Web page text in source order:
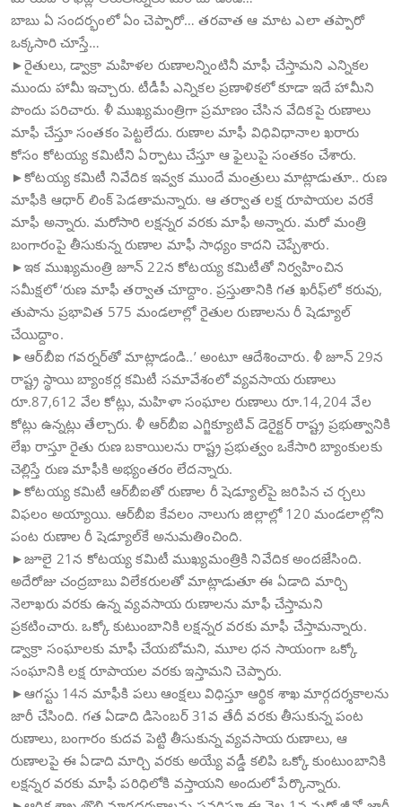
బాబు ఏ సందర్భంలో ఏం చెప్పారో… తరవాత ఆ మాట ఎలా తప్పారో
ఒక్కసారి చూస్తే…
►రైతులు, డ్వాక్రా మహిళల రుణాలన్నింటినీ మాఫీ చేస్తామని ఎన్నికల
ముందు హామీ ఇచ్చారు. టీడీపీ ఎన్నికల ప్రణాళికలో కూడా ఇదే హామీని
పొందు పరిచారు. ళీ ముఖ్యమంత్రిగా ప్రమాణం చేసిన వేదికపై రుణాలు
మాఫీ చేస్తూ సంతకం పెట్టలేదు. రుణాల మాఫీ విధివిధానాల ఖరారు
కోసం కోటయ్య కమిటీని ఏర్పాటు చేస్తూ ఆ ఫైలుపై సంతకం చేశారు.
►కోటయ్య కమిటీ నివేదిక ఇవ్వక ముందే మంత్రులు మాట్లాడుతూ.. రుణ
మాఫీకి ఆధార్ లింక్ పెడతామన్నారు. ఆ తర్వాత లక్ష రూపాయల వరకే
మాఫీ అన్నారు. మరోసారి లక్షన్నర వరకు మాఫీ అన్నారు. మరో మంత్రి
బంగారంపై తీసుకున్న రుణాల మాఫీ సాధ్యం కాదని చెప్పేశారు.
►ఇక ముఖ్యమంత్రి జూన్ 22న కోటయ్య కమిటీతో నిర్వహించిన
సమీక్షలో ‘రుణ మాఫీ తర్వాత చూద్దాం. ప్రస్తుతానికి గత ఖరీఫ్‌లో కరువు,
తుపాను ప్రభావిత 575 మండలాల్లో రైతుల రుణాలను రీ షెడ్యూల్
చేయిద్దాం.
►ఆర్‌బీఐ గవర్నర్‌తో మాట్లాడండి..’ అంటూ ఆదేశించారు. ళీ జూన్ 29న
రాష్ట్ర స్థాయి బ్యాంకర్ల కమిటీ సమావేశంలో వ్యవసాయ రుణాలు
రూ.87,612 వేల కోట్లు, మహిళా సంఘాల రుణాలు రూ.14,204 వేల
కోట్లు ఉన్నట్లు తేల్చారు. ళీ ఆర్‌బీఐ ఎగ్జిక్యూటివ్ డెరైక్టర్ రాష్ట్ర ప్రభుత్వానికి
లేఖ రాస్తూ రైతు రుణ బకాయిలను రాష్ట్ర ప్రభుత్వం ఒకేసారి బ్యాంకులకు
చెల్లిస్తే రుణ మాఫీకి అభ్యంతరం లేదన్నారు.
►కోటయ్య కమిటీ ఆర్‌బీఐతో రుణాల రీ షెడ్యూల్‌పై జరిపిన చ ర్చలు
విఫలం అయ్యాయి. ఆర్‌బీఐ కేవలం నాలుగు జిల్లాల్లో 120 మండలాల్లోని
పంట రుణాల రీ షెడ్యూల్‌కే అనుమతించింది.
►జూలై 21న కోటయ్య కమిటీ ముఖ్యమంత్రికి నివేదిక అందజేసింది.
అదేరోజు చంద్రబాబు విలేకరులతో మాట్లాడుతూ ఈ ఏడాది మార్చి
నెలాఖరు వరకు ఉన్న వ్యవసాయ రుణాలను మాఫీ చేస్తామని
ప్రకటించారు. ఒక్కో కుటుంబానికి లక్షన్నర వరకు మాఫీ చేస్తామన్నారు.
డ్వాక్రా సంఘాలకు మాఫీ చేయబోమని, మూల ధన సాయంగా ఒక్కో
సంఘానికి లక్ష రూపాయల వరకు ఇస్తామని చెప్పారు.
►ఆగస్టు 14న మాఫీకి పలు ఆంక్షలు విధిస్తూ ఆర్థిక శాఖ మార్గదర్శకాలను
జారీ చేసింది. గత ఏడాది డిసెంబర్ 31వ తేదీ వరకు తీసుకున్న పంట
రుణాలు, బంగారం కుదవ పెట్టి తీసుకున్న వ్యవసాయ రుణాలు, ఆ
రుణాలపై ఈ ఏడాది మార్చి వరకు అయ్యే వడ్డీ కలిపి ఒక్కో కుంటుంబానికి
లక్షన్నర వరకు మాఫీ పరిధిలోకి వస్తాయని అందులో పేర్కొన్నారు.